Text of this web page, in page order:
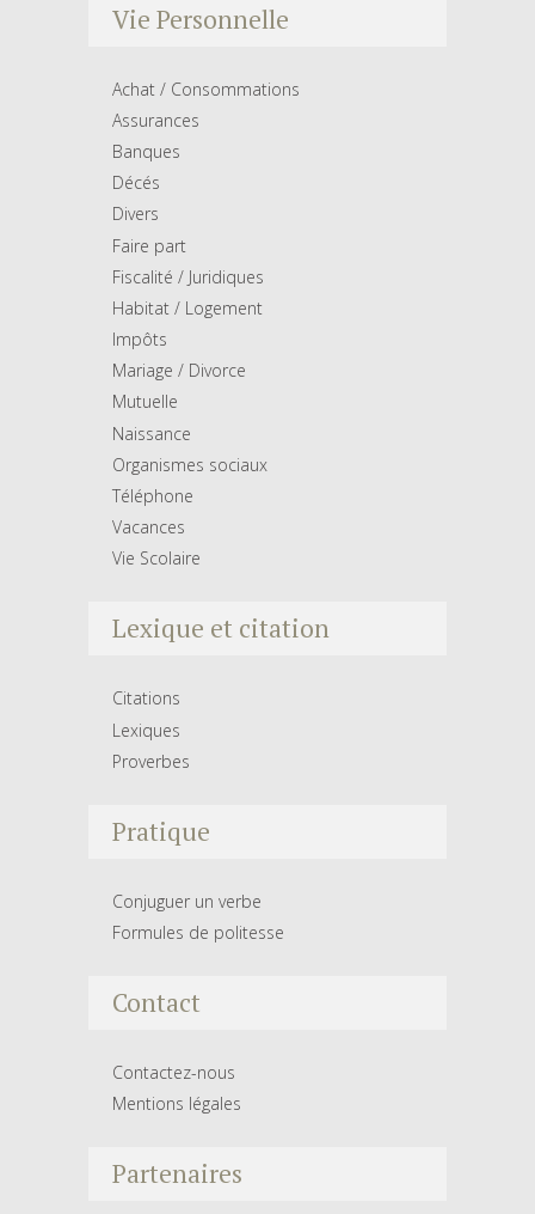
Vie Personnelle
Achat / Consommations
Assurances
Banques
Décés
Divers
Faire part
Fiscalité / Juridiques
Habitat / Logement
Impôts
Mariage / Divorce
Mutuelle
Naissance
Organismes sociaux
Téléphone
Vacances
Vie Scolaire
Lexique et citation
Citations
Lexiques
Proverbes
Pratique
Conjuguer un verbe
Formules de politesse
Contact
Contactez-nous
Mentions légales
Partenaires